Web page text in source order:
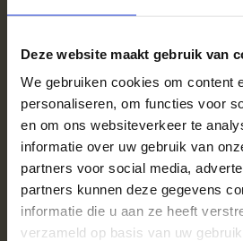
Deze website maakt gebruik van
We gebruiken cookies om content
personaliseren, om functies voor
en om ons websiteverkeer te
informatie over uw gebruik van
partners voor social media,
partners kunnen deze gegevens
informatie die u aan ze heeft
verzameld op basis van uw
Voordelen van de
Minder rook en uitstoot:
bovenaf verhit worden, ontstaat
goede verbranding, wat
rookontwikkeling en uitstoot.
Milieuvriendelijk:
Je bespaart
stookbeurt.
Beter voor je rookkanaal:
vervuiling van je rookkanaal.